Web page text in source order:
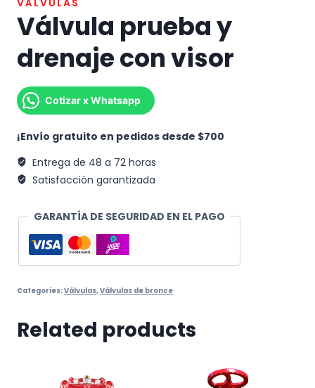
VÁLVULAS
Válvula prueba y
drenaje con visor
Cotizar x Whatsapp
¡Envío gratuito en pedidos desde $700
Entrega de 48 a 72 horas
Satisfacción garantizada
GARANTÍA DE SEGURIDAD EN EL PAGO
Categories:Válvulas,Válvulas de bronce
Related products